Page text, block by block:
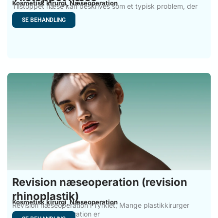
Kosmetisk kirurgi,Næseoperation
Tilstoppet næse kan beskrives som et typisk problem, der
skyldes
SE BEHANDLING
Revision næseoperation (revision
rhinoplastik)
Kosmetisk kirurgi,Næseoperation
Revision næseoperation i Tyrkiet, Mange plastikkirurger
mener, at næseoperation er